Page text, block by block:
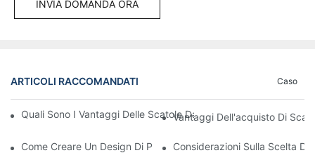
INVIA DOMANDA ORA
ARTICOLI RACCOMANDATI Caso
Quali Sono I Vantaggi Delle Scatole Da Esposizione Stampate
Vantaggi Dell'acquisto Di
Come Creare Un Design Di Packaging Minimalista
Considerazioni Sulla Scelta Di